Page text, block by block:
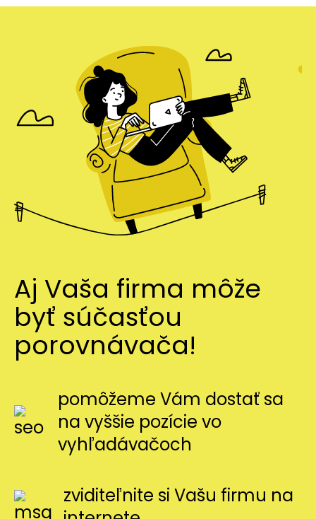
Aj Vaša firma môže
byť súčasťou
porovnávača!
pomôžeme Vám dostať sa
na vyššie pozície vo
vyhľadávačoch
zviditeľnite si Vašu firmu na